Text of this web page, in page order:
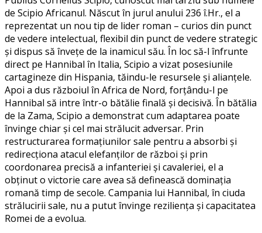
de Scipio Africanul. Născut în jurul anului 236 î.Hr., el a
reprezentat un nou tip de lider roman – curios din punct
de vedere intelectual, flexibil din punct de vedere strategic
și dispus să învețe de la inamicul său. În loc să-l înfrunte
direct pe Hannibal în Italia, Scipio a vizat posesiunile
cartagineze din Hispania, tăindu-le resursele și alianțele.
Apoi a dus războiul în Africa de Nord, forțându-l pe
Hannibal să intre într-o bătălie finală și decisivă. În bătălia
de la Zama, Scipio a demonstrat cum adaptarea poate
învinge chiar și cel mai strălucit adversar. Prin
restructurarea formațiunilor sale pentru a absorbi și
redirecționa atacul elefanților de război și prin
coordonarea precisă a infanteriei și cavaleriei, el a
obținut o victorie care avea să definească dominația
romană timp de secole. Campania lui Hannibal, în ciuda
strălucirii sale, nu a putut învinge reziliența și capacitatea
Romei de a evolua.